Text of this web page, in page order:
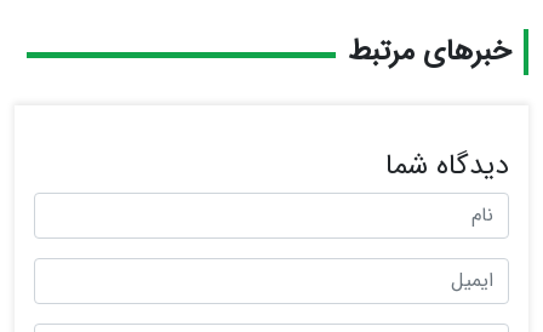
خبرهای مرتبط
دیدگاه شما